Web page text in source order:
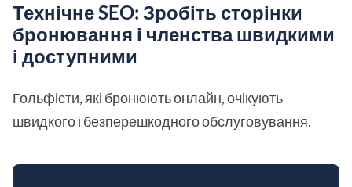
Технічне SEO: Зробіть сторінки
бронювання і членства швидкими
і доступними
Гольфісти, які бронюють онлайн, очікують
швидкого і безперешкодного обслуговування.